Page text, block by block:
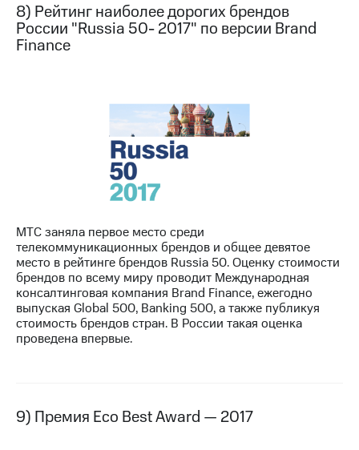
8) Рейтинг наиболее дорогих брендов
России "Russia 50- 2017" по версии Brand
Finance
МТС заняла первое место среди
телекоммуникационных брендов и общее девятое
место в рейтинге брендов Russia 50. Оценку стоимости
брендов по всему миру проводит Международная
консалтинговая компания Brand Finance, ежегодно
выпуская Global 500, Banking 500, а также публикуя
стоимость брендов стран. В России такая оценка
проведена впервые.
9) Премия Eco Best Award — 2017